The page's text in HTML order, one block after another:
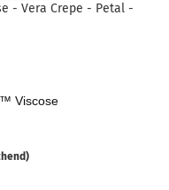
- Vera Crepe - Petal -
Viscose